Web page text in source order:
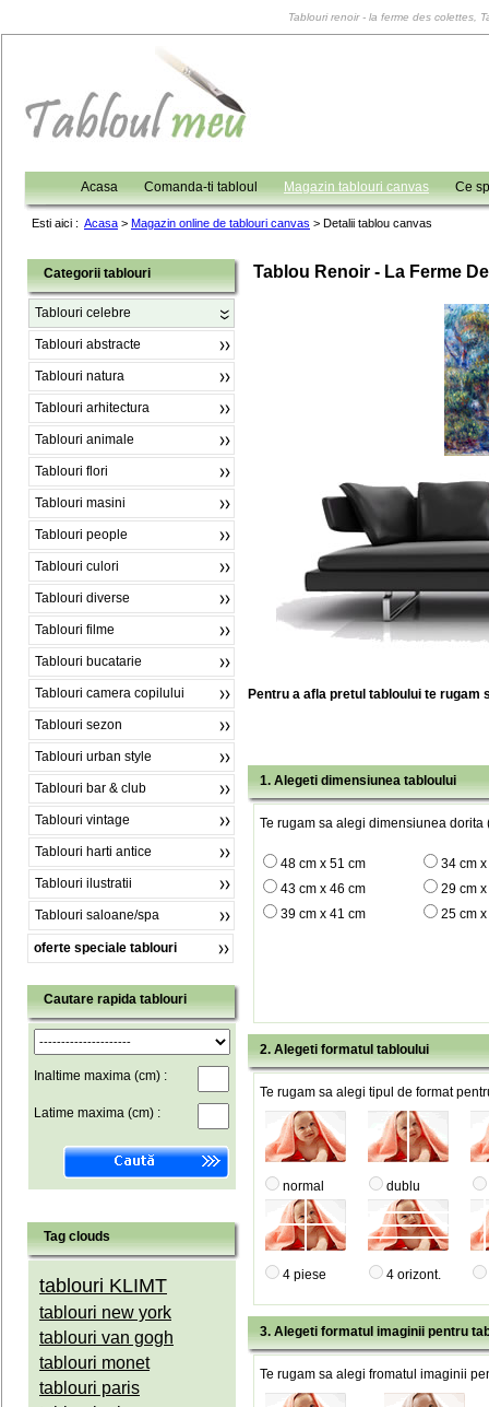
Tablouri renoir - la ferme des colettes,
Acasa Comanda-ti tabloul Magazin tablouri canvas Ce
Esti aici : Acasa > Magazin online de tablouri canvas > Detalii tablou canvas
Categorii tablouri
Tablouri celebre
Tablouri abstracte
Tablouri natura
Tablouri arhitectura
Tablouri animale
Tablouri flori
Tablouri masini
Tablouri people
Tablouri culori
Tablouri diverse
Tablouri filme
Tablouri bucatarie
Tablouri camera copilului
Tablouri sezon
Tablouri urban style
Tablouri bar & club
Tablouri vintage
Tablouri harti antice
Tablouri ilustratii
Tablouri saloane/spa
oferte speciale tablouri
Cautare rapida tablouri
Inaltime maxima (cm) :
Latime maxima (cm) :
Tag clouds
tablouri KLIMT
tablouri new york
tablouri van gogh
tablouri monet
tablouri paris
Tablou Renoir - La Ferme
Pentru a afla pretul tabloului te rugam
1. Alegeti dimensiunea tabloului
Te rugam sa alegi dimensiunea dorita
48 cm x 51 cm
34 cm
43 cm x 46 cm
29 cm
39 cm x 41 cm
25 cm
2. Alegeti formatul tabloului
Te rugam sa alegi tipul de format
normal dublu
4 piese 4 orizont.
3. Alegeti formatul imaginii pentru
Te rugam sa alegi fromatul imaginii